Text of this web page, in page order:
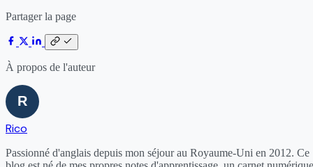
Partager la page
À propos de l'auteur
Rico
Passionné d'anglais depuis mon séjour au Royaume-Uni en 2012. Ce